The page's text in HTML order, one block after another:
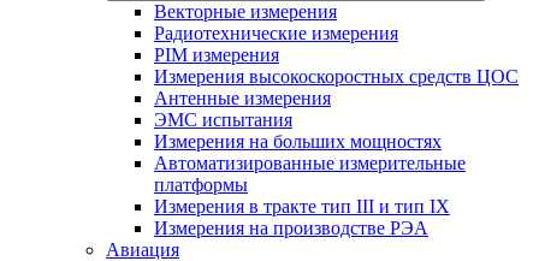
Векторные измерения
Радиотехнические измерения
PIM измерения
Измерения высокоскоростных средств ЦОС
Антенные измерения
ЭМС испытания
Измерения на больших мощностях
Автоматизированные измерительные
платформы
Измерения в тракте тип III и тип IX
Измерения на производстве РЭА
Авиация